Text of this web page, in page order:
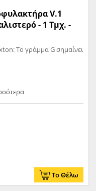
V.1
- 1 Τμχ. -
Το γράμμα G σημαίνει
Το Θέλω